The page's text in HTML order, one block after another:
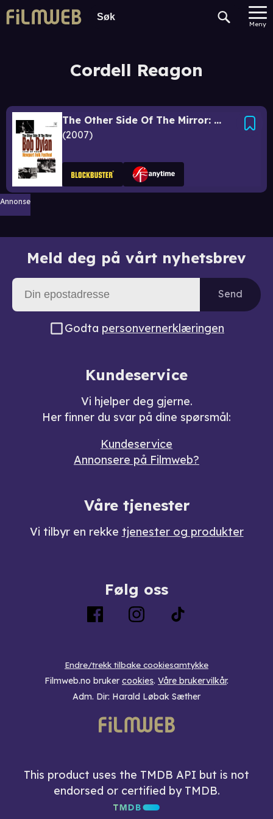
Meny
Cordell Reagon
The Other Side Of The Mirror: Bob Dylan Live at Newport Folk Festival 1963-1965
2007
Annonse
Meld deg på vårt nyhetsbrev
Send
Godta personvernerklæringen
Kundeservice
Vi hjelper deg gjerne.
Her finner du svar på dine spørsmål:
Kundeservice
Annonsere på Filmweb?
Våre tjenester
Vi tilbyr en rekke tjenester og produkter
Følg oss
Endre/trekk tilbake cookiesamtykke
Filmweb.no bruker cookies. Våre brukervilkår.
Adm. Dir: Harald Løbak Sæther
This product uses the TMDB API but is not
endorsed or certified by TMDB.